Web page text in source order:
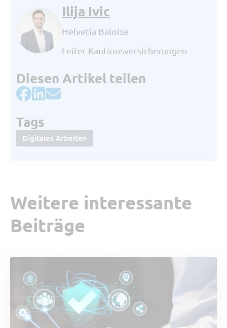
Ilija Ivic
Helvetia Baloise
Leiter Kautionsversicherungen
Diesen Artikel teilen
Tags
Digitales Arbeiten
Weitere interessante
Beiträge